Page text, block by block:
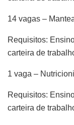
14 vagas –
Requisitos:
carteira de
1 vaga –
Requisitos:
carteira de